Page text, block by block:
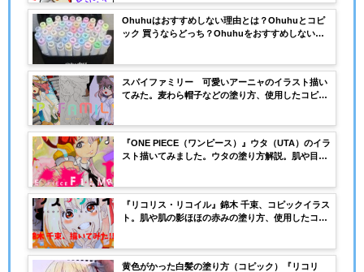
Ohuhuはおすすめしない理由とは？Ohuhuとコピ
ック 買うならどっち？Ohuhuをおすすめしない理
スパイファミリー 可愛いアーニャのイラスト描い
てみた。麦わら帽子などの塗り方、使用したコピッ
『ONE PIECE（ワンピース）』ウタ（UTA）のイラ
スト描いてみました。ウタの塗り方解説。肌や目、
『リコリス・リコイル』錦木 千束、コピックイラス
ト。肌や肌の影ほほの赤みの塗り方、使用したコピ
黄色がかった白髪の塗り方（コピック）『リコリ